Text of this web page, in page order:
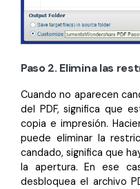
Paso 2. Elimina las
Cuando no aparecen
del PDF, significa que
copia e impresión.
puede eliminar la
candado, significa que
la apertura. En ese
desbloquea el archivo